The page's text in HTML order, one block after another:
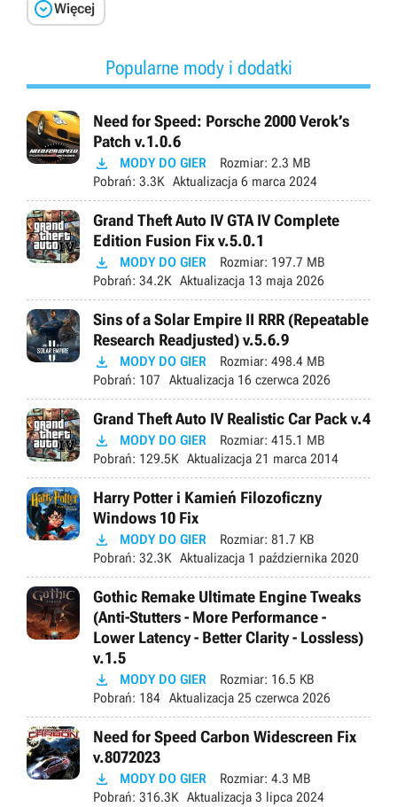
Więcej
Popularne mody i dodatki
Need for Speed: Porsche 2000 Verok’s
Patch v.1.0.6
 MODY DO GIER Rozmiar: 2.3 MB
Pobrań: 3.3K Aktualizacja 6 marca 2024
Grand Theft Auto IV GTA IV Complete
Edition Fusion Fix v.5.0.1
 MODY DO GIER Rozmiar: 197.7 MB
Pobrań: 34.2K Aktualizacja 13 maja 2026
Sins of a Solar Empire II RRR (Repeatable
Research Readjusted) v.5.6.9
 MODY DO GIER Rozmiar: 498.4 MB
Pobrań: 107 Aktualizacja 16 czerwca 2026
Grand Theft Auto IV Realistic Car Pack v.4
 MODY DO GIER Rozmiar: 415.1 MB
Pobrań: 129.5K Aktualizacja 21 marca 2014
Harry Potter i Kamień Filozoficzny
Windows 10 Fix
 MODY DO GIER Rozmiar: 81.7 KB
Pobrań: 32.3K Aktualizacja 1 października 2020
Gothic Remake Ultimate Engine Tweaks
(Anti-Stutters - More Performance -
Lower Latency - Better Clarity - Lossless)
v.1.5
 MODY DO GIER Rozmiar: 16.5 KB
Pobrań: 184 Aktualizacja 25 czerwca 2026
Need for Speed Carbon Widescreen Fix
v.8072023
 MODY DO GIER Rozmiar: 4.3 MB
Pobrań: 316.3K Aktualizacja 3 lipca 2024